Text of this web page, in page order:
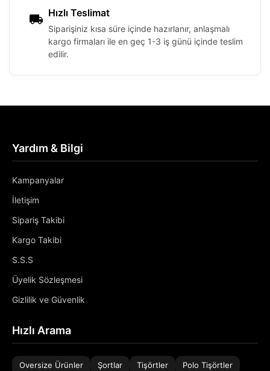
Hızlı Teslimat
Siparişiniz kısa süre içinde hazırlanır, anlaşmalı
kargo firmaları ile en geç 1-3 iş günü içinde teslim
edilir.
Yardım & Bilgi
Kampanyalar
İletişim
Sipariş Takibi
Kargo Takibi
S.S.S
Üyelik Sözleşmesi
Gizlilik ve Güvenlik
Hızlı Arama
Oversize Ürünler Şortlar Tişörtler
Polo Tişörtler